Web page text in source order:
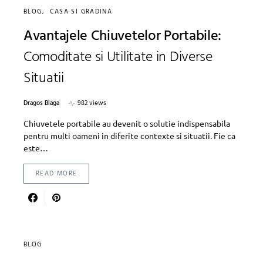
BLOG CASA SI GRADINA
Avantajele Chiuvetelor Portabile:
Comoditate si Utilitate in Diverse
Situatii
Dragos Blaga
982 views
Chiuvetele portabile au devenit o solutie indispensabila
pentru multi oameni in diferite contexte si situatii. Fie ca
este…
READ MORE
BLOG